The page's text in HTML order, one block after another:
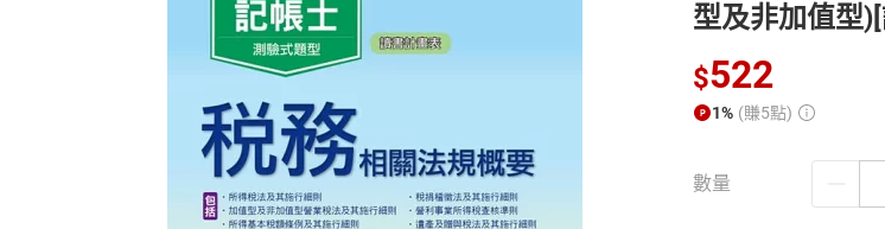
型及非加值型
$522
1% (賺5點)
數量